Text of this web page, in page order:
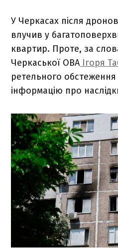
У Черкасах після
влучив у
квартир. Проте, за
Черкаської ОВА Ігоря
ретельного
інформацію про